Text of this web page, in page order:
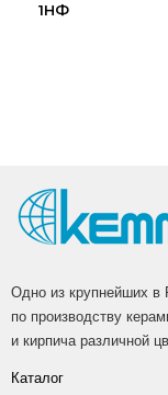
1НФ
Одно из крупнейших в
по производству
и кирпича различной
Каталог